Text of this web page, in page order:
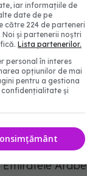
de cetățeni
2.542 în
93 în
8 în Suedia,
în Turcia, 2 în
Emiratele Arabe
iar informațiile de
date de pe
către 224 de parteneri
și partenerii noștri
Lista partenerilor.
personal în interes
opțiunilor de mai
pentru a gestiona
confidențialitate și